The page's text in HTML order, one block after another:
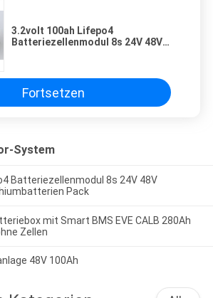
3.2volt 100ah Lifepo4
Batteriezellenmodul 8s 24V 48V
Fortsetzen
System
Batteriezellenmodul 8s 24V 48V
Pack
mit Smart BMS EVE CALB 280Ah
Zellen
48V 100Ah